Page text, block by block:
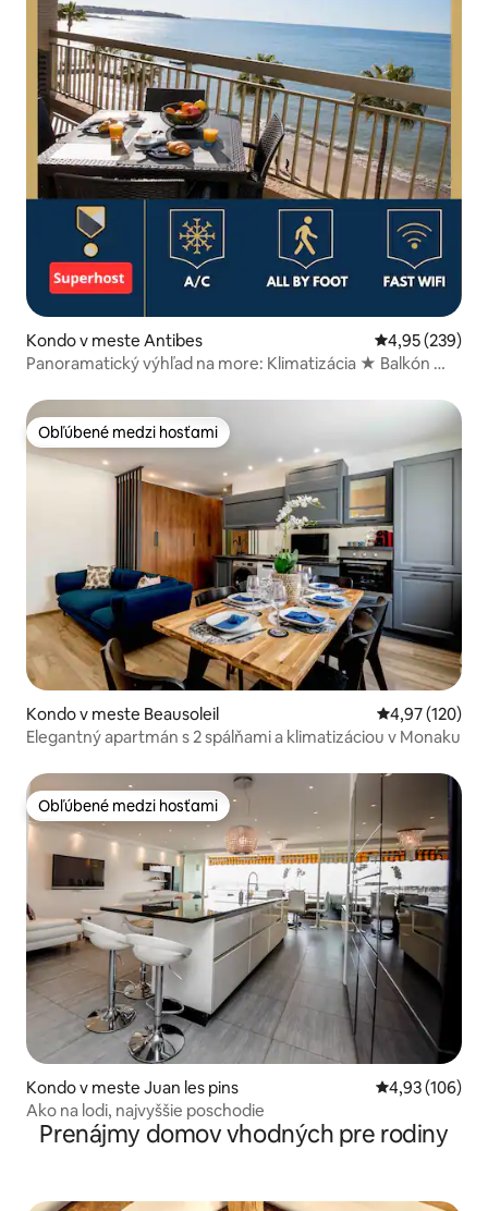
Kondo v meste Antibes Priemerné
4,95 (239)
Panoramatický výhľad na more: Klimatizácia ★ Balkón ★
Obľúbené medzi hosťami
Obľúbené medzi hosťami
Kondo v meste Beausoleil Priemerné
4,97 (120)
Elegantný apartmán s 2 spálňami a klimatizáciou v Monaku
Obľúbené medzi hosťami
Obľúbené medzi hosťami
Kondo v meste Juan les pins Priemerné
4,93 (106)
Ako na lodi, najvyššie poschodie
Prenájmy domov vhodných pre rodiny